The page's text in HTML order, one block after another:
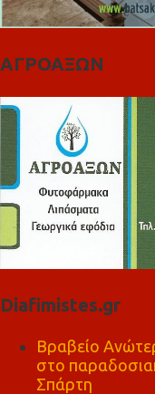
ΑΓΡΟΑΞΩΝ
Diafimistes.gr
Βραβείο
στο
Σπάρτη